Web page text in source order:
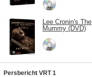
Lee Cronin's The
Mummy (DVD)
Persbericht VRT 1